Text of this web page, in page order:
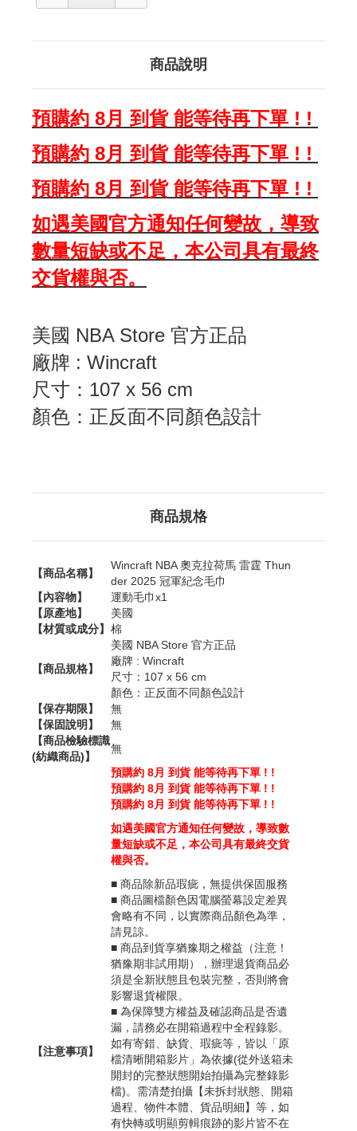
商品說明
預購約 8月 到貨 能等待再下單 ! !
預購約 8月 到貨 能等待再下單 ! !
預購約 8月 到貨 能等待再下單 ! !
如遇美國官方通知任何變故，導致
數量短缺或不足，本公司具有最終
交貨權與否。
美國 NBA Store 官方正品
廠牌 : Wincraft
尺寸：107 x 56 cm
顏色：正反面不同顏色設計
商品規格
【商品名稱】
Wincraft NBA 奧克拉荷馬 雷霆 Thun
der 2025 冠軍紀念毛巾
【內容物】
運動毛巾x1
【原產地】
美國
【材質或成分】 棉
【商品規格】
美國 NBA Store 官方正品
廠牌 : Wincraft
尺寸：107 x 56 cm
顏色：正反面不同顏色設計
【保存期限】
無
【保固說明】
無
【商品檢驗標識
(紡織商品)】
無
【注意事項】
預購約 8月 到貨 能等待再下單 ! !
預購約 8月 到貨 能等待再下單 ! !
預購約 8月 到貨 能等待再下單 ! !
如遇美國官方通知任何變故，導致數
量短缺或不足，本公司具有最終交貨
權與否。
■ 商品除新品瑕疵，無提供保固服務
■ 商品圖檔顏色因電腦螢幕設定差異
會略有不同，以實際商品顏色為準，
請見諒。
■ 商品到貨享猶豫期之權益（注意！
猶豫期非試用期），辦理退貨商品必
須是全新狀態且包裝完整，否則將會
影響退貨權限。
■ 為保障雙方權益及確認商品是否遺
漏，請務必在開箱過程中全程錄影。
如有寄錯、缺貨、瑕疵等，皆以「原
檔清晰開箱影片」為依據(從外送箱未
開封的完整狀態開始拍攝為完整錄影
檔)。需清楚拍攝【未拆封狀態、開箱
過程、物件本體、貨品明細】等，如
有快轉或明顯剪輯痕跡的影片皆不在